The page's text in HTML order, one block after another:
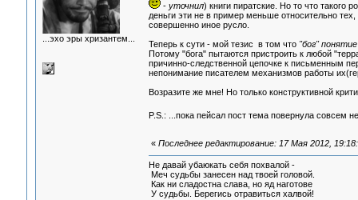
...эхо эры хризантем...
- уточнил) книги пиратские. Но то что такого
деньги эти не в пример меньше относительно
совершенно иное русло.
Теперь к сути - мой тезис в том что "бог"
Потому "бога" пытаются пристроить к любой
причинно-следственной цепочке к письменным
непонимание писателем механизмов работы
Возразите же мне! Но только конструктивной
P.S.: ...пока пейсал пост тема повернула совсем
« Последнее редактирование: 17 Мая 2012,
Не давай убаюкать себя похвалой -
Меч судьбы занесен над твоей головой.
Как ни сладостна слава, но яд наготове
У судьбы. Берегись отравиться халвой!